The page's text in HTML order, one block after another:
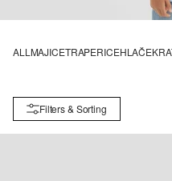
ALL MAJICETRAPERICEHLAČE
Filters & Sorting